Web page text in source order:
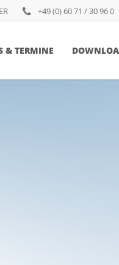
+49 (0) 60 71 / 30 96 0
& TERMINE